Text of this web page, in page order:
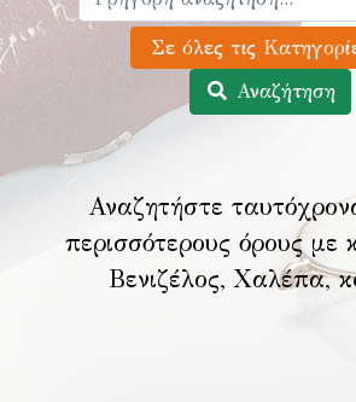
Αναζήτηση
Αναζητήστε
περισσότερους όρους
Βενιζέλος, Χαλέπα,